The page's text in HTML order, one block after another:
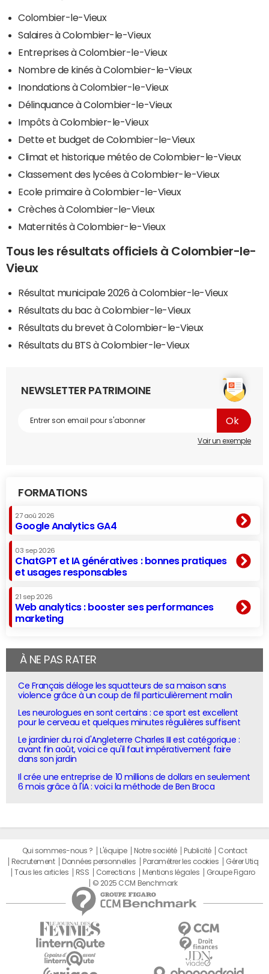
Colombier-le-Vieux
Salaires à Colombier-le-Vieux
Entreprises à Colombier-le-Vieux
Nombre de kinés à Colombier-le-Vieux
Inondations à Colombier-le-Vieux
Délinquance à Colombier-le-Vieux
Impôts à Colombier-le-Vieux
Dette et budget de Colombier-le-Vieux
Climat et historique météo de Colombier-le-Vieux
Classement des lycées à Colombier-le-Vieux
Ecole primaire à Colombier-le-Vieux
Crèches à Colombier-le-Vieux
Maternités à Colombier-le-Vieux
Tous les résultats officiels à Colombier-le-
Vieux
Résultat municipale 2026 à Colombier-le-Vieux
Résultats du bac à Colombier-le-Vieux
Résultats du brevet à Colombier-le-Vieux
Résultats du BTS à Colombier-le-Vieux
NEWSLETTER PATRIMOINE
Voir un exemple
FORMATIONS
27 aoû 2026
Google Analytics GA4
03 sep 2026
ChatGPT et IA génératives : bonnes pratiques
et usages responsables
21 sep 2026
Web analytics : booster ses performances
marketing
À NE PAS RATER
Ce Français déloge les squatteurs de sa maison sans
violence grâce à un coup de fil particulièrement malin
Les neurologues en sont certains : ce sport est excellent
pour le cerveau et quelques minutes régulières suffisent
Le jardinier du roi d'Angleterre Charles III est catégorique :
avant fin août, voici ce qu'il faut impérativement faire
dans son jardin
Il crée une entreprise de 10 millions de dollars en seulement
6 mois grâce à l'IA : voici la méthode de Ben Broca
Qui sommes-nous ? L'équipe Notre société Publicité
Contact
Recrutement
Données personnelles Paramétrer les cookies
Gérer Utiq
Tous les articles
RSS Corrections Mentions légales
Groupe Figaro
© 2025 CCM Benchmark